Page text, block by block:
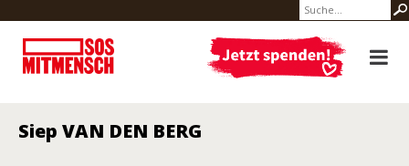
Siep VAN DEN BERG